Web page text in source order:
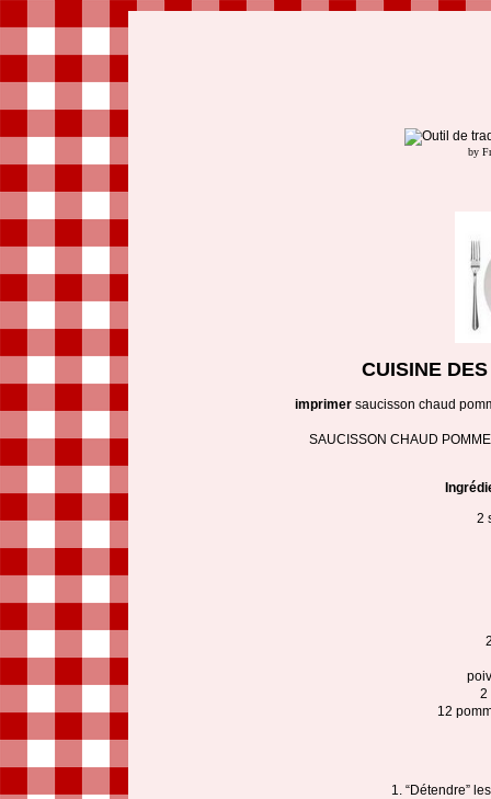
by
CUISINE
imprimer saucisson chaud
SAUCISSON CHAUD
2
2
12
1. “Détendre”